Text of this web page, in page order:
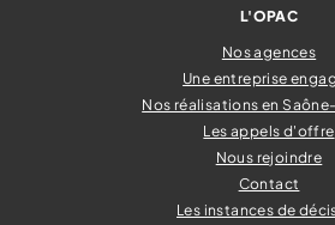
L'OPAC
Nos agences
Une entreprise
Nos réalisations en
Les appels d'offre
Nous rejoindre
Contact
Les instances de